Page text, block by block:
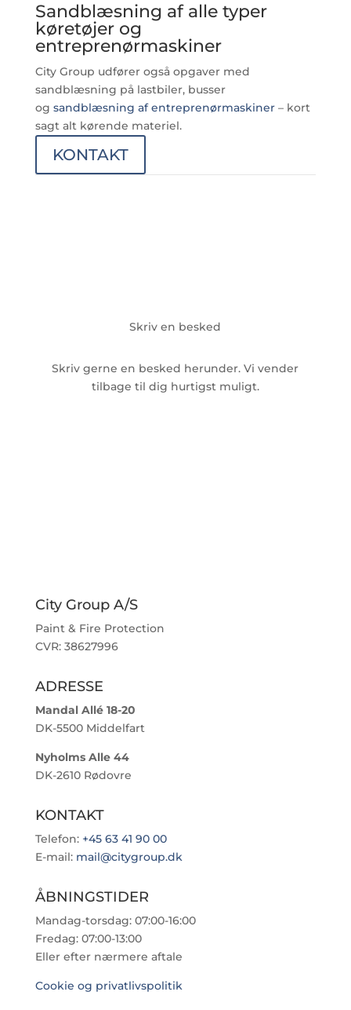
Sandblæsning af alle typer
køretøjer og
entreprenørmaskiner
City Group udfører også opgaver med
sandblæsning på lastbiler, busser
og sandblæsning af entreprenørmaskiner– kort
sagt alt kørende materiel.
KONTAKT
Skriv en besked
Skriv gerne en besked herunder. Vi vender
tilbage til dig hurtigst muligt.
City Group A/S
Paint & Fire Protection
CVR: 38627996
ADRESSE
Mandal Allé 18-20
DK-5500 Middelfart
Nyholms Alle 44
DK-2610 Rødovre
KONTAKT
Telefon: +45 63 41 90 00
E-mail: mail@citygroup.dk
ÅBNINGSTIDER
Mandag-torsdag: 07:00-16:00
Fredag: 07:00-13:00
Eller efter nærmere aftale
Cookie og privatlivspolitik